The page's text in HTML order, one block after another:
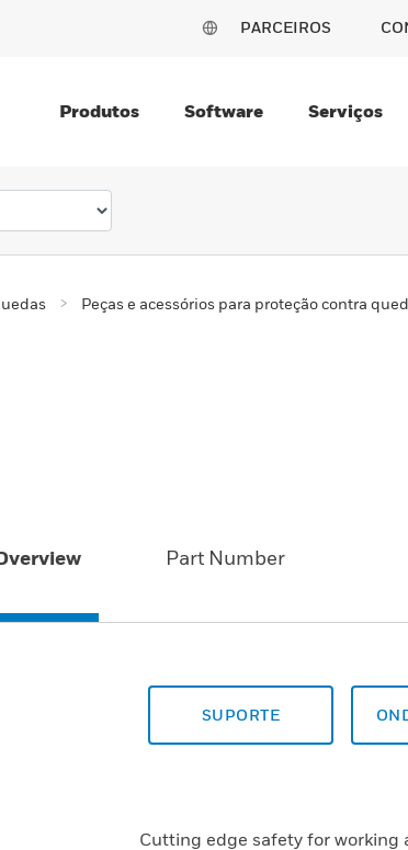
PARCEIROS
Produtos Software Serviços
Peças e acessórios para proteção contra
Part Number
SUPORTE
Cutting edge safety for